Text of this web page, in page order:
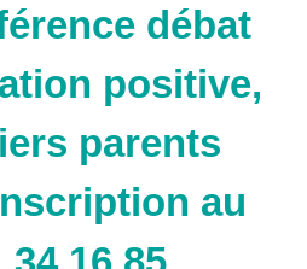
débat
positive,
parents
au